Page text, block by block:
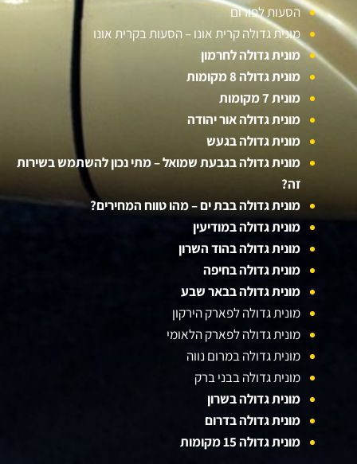
הסעות לפורום
מונית גדולה קרית אונו – הסעות בקרית אונו
מונית גדולה לחרמון
מונית גדולה 8 מקומות
מונית 7 מקומות
מונית גדולה אור יהודה
מונית גדולה בגעש
מונית גדולה בגבעת שמואל – מתי נכון להשתמש בשירות
זה?
מונית גדולה בבת ים – מהו טווח המחירים?
מונית גדולה במודיעין
מונית גדולה בהוד השרון
מונית גדולה בחיפה
מונית גדולה בבאר שבע
מונית גדולה לפארק הירקון
מונית גדולה לפארק הלאומי
מונית גדולה במרום נווה
מונית גדולה בבני ברק
מונית גדולה בשרון
מונית גדולה בדרום
מונית גדולה 15 מקומות